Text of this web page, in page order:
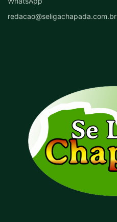
redacao@seligachapada.com.br